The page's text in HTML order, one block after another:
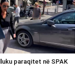
paraqitet në SPAK